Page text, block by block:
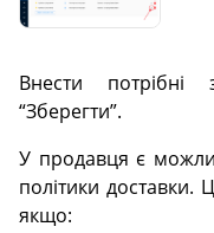
Внести потрібні
“Зберегти”.
У продавця є
політики доставки.
якщо: